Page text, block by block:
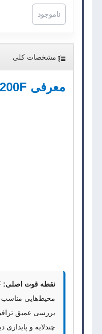
ناموجود
مشخصات کلی
معرفی FortiGate 3200F
نقطه قوت اصلی:
محیط‌هایی مناسب
بررسی عمیق
چندلایه و پایداری